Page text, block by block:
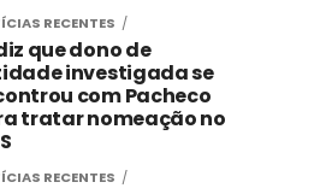
RECENTES
que dono de
investigada se
com Pacheco
tratar nomeação no
RECENTES